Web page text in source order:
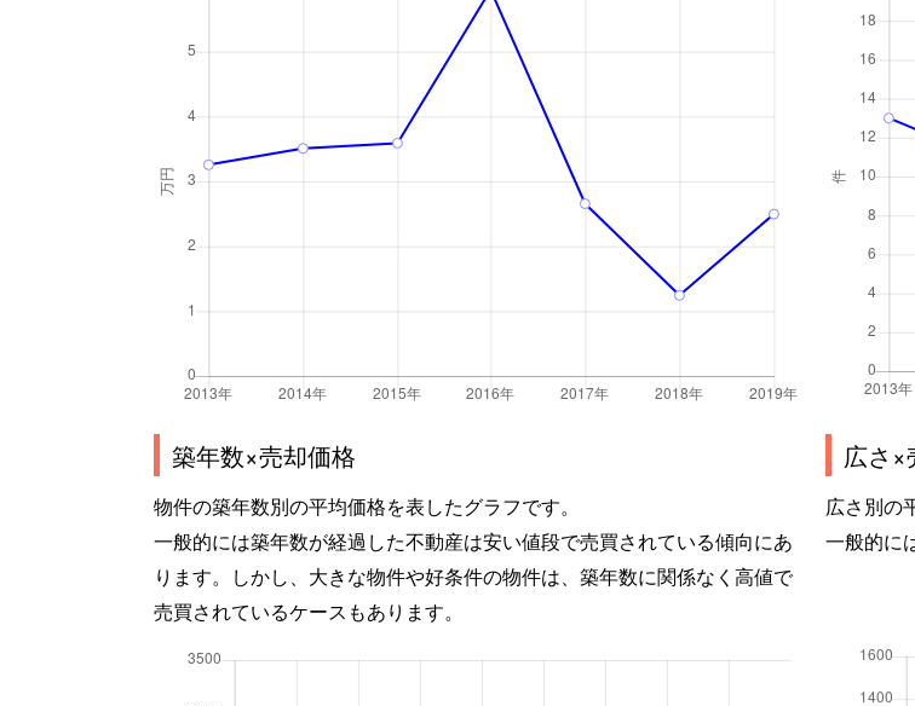
築年数×売却価格
物件の築年数別の平均価格を表したグラフです。
一般的には築年数が経過した不動産は安い値段で売買されている傾向にあ
ります。しかし、大きな物件や好条件の物件は、築年数に関係なく高値で
売買されているケースもあります。
広さ×
広さ別の
一般的に